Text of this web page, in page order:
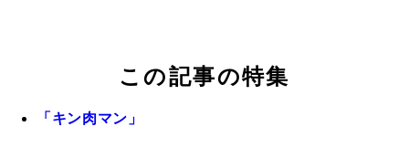
この記事の特集
「キン肉マン」